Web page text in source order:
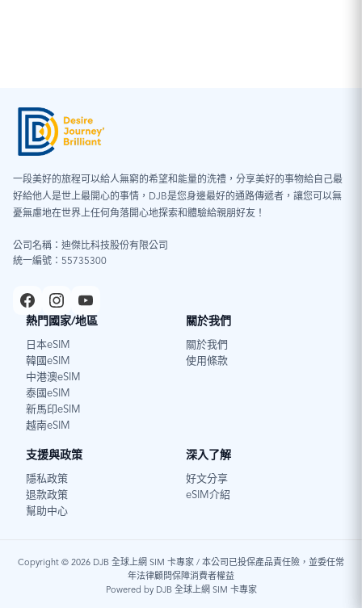
一段美好的旅程可以給人無窮的希望和能量的洗禮，分享美好的事物給自己最
好給他人是世上最開心的事情，DJB是您身邊最好的通路傳遞者，讓您可以無
憂無慮地在世界上任何角落開心地探索和體驗給親朋好友！
公司名稱：迪傑比科技股份有限公司
統一編號：55735300
熱門國家/地區
日本eSIM
韓國eSIM
中港澳eSIM
泰國eSIM
新馬印eSIM
越南eSIM
關於我們
關於我們
使用條款
支援與政策
隱私政策
退款政策
幫助中心
深入了解
好文分享
eSIM介紹
Copyright © 2026 DJB 全球上網 SIM 卡專家 / 本公司已投保產品責任險，並委任常
年法律顧問保障消費者權益
Powered by DJB 全球上網 SIM 卡專家